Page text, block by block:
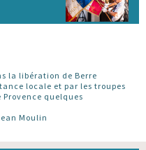
la libération de Berre
locale et par les troupes
Provence quelques
Moulin